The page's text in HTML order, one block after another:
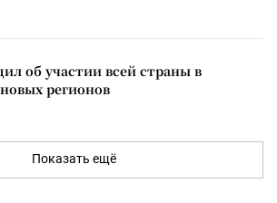
об участии всей страны в
регионов
Показать ещё